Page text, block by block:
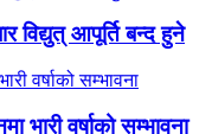
विद्युत् आपूर्ति बन्द हुने
वर्षाको सम्भावना